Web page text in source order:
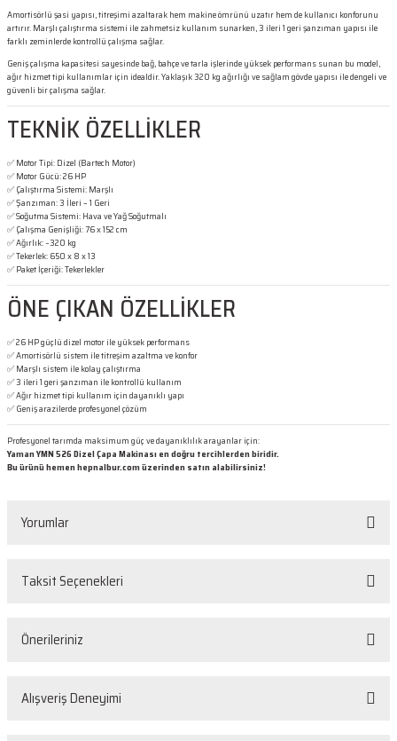
Amortisörlü şasi yapısı, titreşimi azaltarak hem makine ömrünü uzatır hem de kullanıcı konforunu
artırır. Marşlı çalıştırma sistemi ile zahmetsiz kullanım sunarken, 3 ileri 1 geri şanzıman yapısı ile
farklı zeminlerde kontrollü çalışma sağlar.
Geniş çalışma kapasitesi sayesinde bağ, bahçe ve tarla işlerinde yüksek performans sunan bu model,
ağır hizmet tipi kullanımlar için idealdir. Yaklaşık 320 kg ağırlığı ve sağlam gövde yapısı ile dengeli ve
güvenli bir çalışma sağlar.
TEKNİK ÖZELLİKLER
✅ Motor Tipi: Dizel (Bartech Motor)
✅ Motor Gücü: 26 HP
✅ Çalıştırma Sistemi: Marşlı
✅ Şanzıman: 3 İleri – 1 Geri
✅ Soğutma Sistemi: Hava ve Yağ Soğutmalı
✅ Çalışma Genişliği: 76 x 152 cm
✅ Ağırlık: ~320 kg
✅ Tekerlek: 650 x 8 x 13
✅ Paket İçeriği: Tekerlekler
ÖNE ÇIKAN ÖZELLİKLER
✅ 26 HP güçlü dizel motor ile yüksek performans
✅ Amortisörlü sistem ile titreşim azaltma ve konfor
✅ Marşlı sistem ile kolay çalıştırma
✅ 3 ileri 1 geri şanzıman ile kontrollü kullanım
✅ Ağır hizmet tipi kullanım için dayanıklı yapı
✅ Geniş arazilerde profesyonel çözüm
Profesyonel tarımda maksimum güç ve dayanıklılık arayanlar için:
Yaman YMN 526 Dizel Çapa Makinası en doğru tercihlerden biridir.
Bu ürünü hemen hepnalbur.com üzerinden satın alabilirsiniz!
Yorumlar
Taksit Seçenekleri
Önerileriniz
Bu ürünün fiyat bilgisi, resim, ürün açıklamalarında ve diğer konularda
Alışveriş Deneyimi